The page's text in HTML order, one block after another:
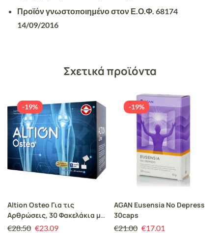
Προϊόν γνωστοποιημένο στον Ε.Ο.Φ. 68174
14/09/2016
Σχετικά προϊόντα
-19%
Altion Osteo Για τις
Αρθρώσεις, 30 Φακελάκια με
Γεύση Πορτοκάλι
€28.50 €23.09
-19%
AGAN Eusensia No Depress
30caps
€21.00 €17.01